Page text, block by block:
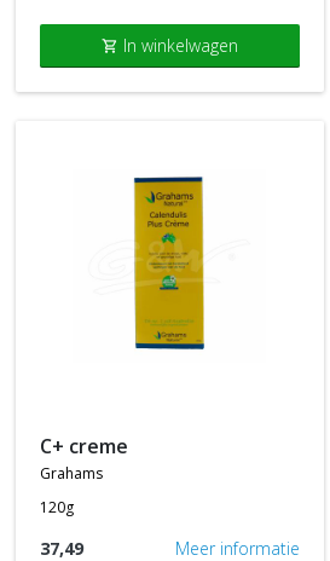
shopping_cart In winkelwagen
c+ creme
grahams
120g
37,49 Meer informatie